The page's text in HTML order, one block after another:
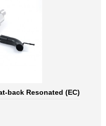
back Resonated (EC)